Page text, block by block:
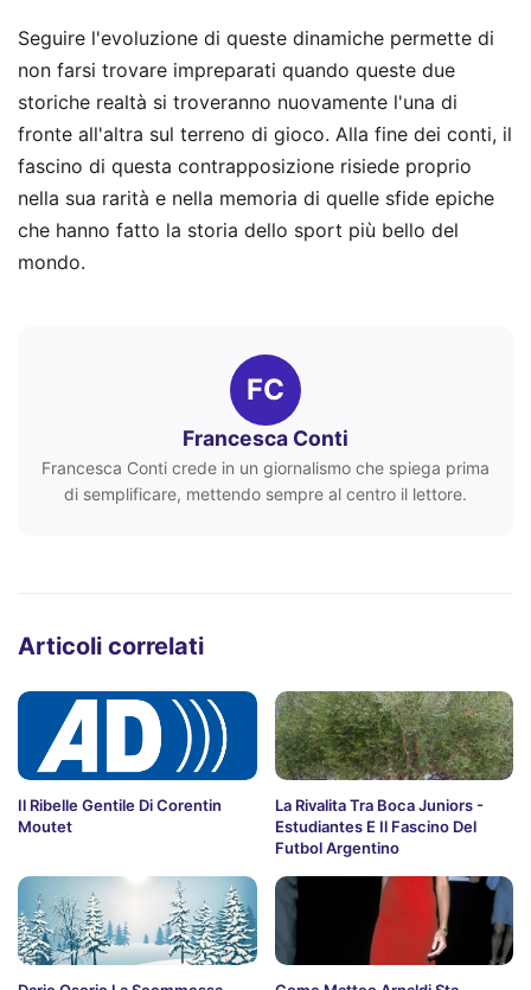
Seguire l'evoluzione di queste dinamiche permette di
non farsi trovare impreparati quando queste due
storiche realtà si troveranno nuovamente l'una di
fronte all'altra sul terreno di gioco. Alla fine dei conti, il
fascino di questa contrapposizione risiede proprio
nella sua rarità e nella memoria di quelle sfide epiche
che hanno fatto la storia dello sport più bello del
mondo.
FC
Francesca Conti
Francesca Conti crede in un giornalismo che spiega prima
di semplificare, mettendo sempre al centro il lettore.
Articoli correlati
Il Ribelle Gentile Di Corentin
Moutet
La Rivalita Tra Boca Juniors -
Estudiantes E Il Fascino Del
Futbol Argentino